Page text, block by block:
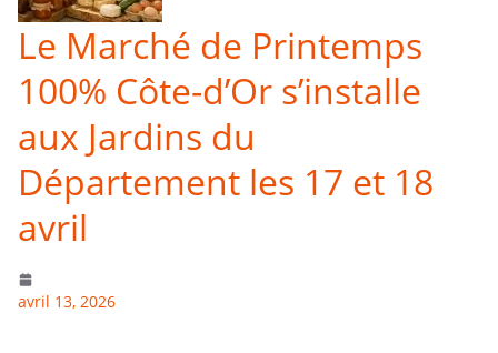
Le Marché de Printemps
100% Côte-d’Or s’installe
aux Jardins du
Département les 17 et 18
avril
avril 13, 2026